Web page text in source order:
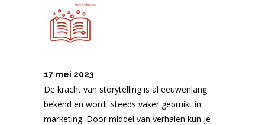
17 mei 2023
De kracht van storytelling is al eeuwenlang
bekend en wordt steeds vaker gebruikt in
marketing. Door middel van verhalen kun je